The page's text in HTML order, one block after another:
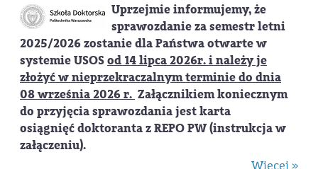
Uprzejmie informujemy, że
sprawozdanie za semestr letni
2025/2026 zostanie dla Państwa otwarte w
systemie USOSod 14 lipca 2026r. i należy je
złożyć w nieprzekraczalnym terminie do dnia
08 września 2026 r. Załącznikiem koniecznym
do przyjęcia sprawozdania jest karta
osiągnięć doktoranta z REPO PW (instrukcja w
załączeniu).